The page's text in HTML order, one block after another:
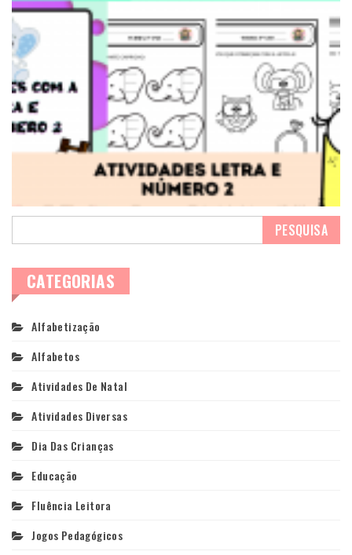
CATEGORIAS
Alfabetização
Alfabetos
Atividades De Natal
Atividades Diversas
Dia Das Crianças
Educação
Fluência Leitora
Jogos Pedagógicos